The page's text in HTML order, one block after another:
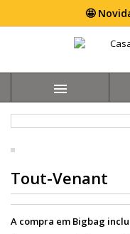
🤩

Tout-Venant
A compra em Bigbag